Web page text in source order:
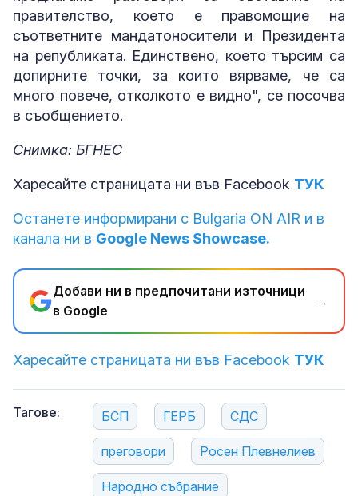
правителство, което е правомощие на
съответните мандатоносители и Президента
на републиката. Единствено, което търсим са
допирните точки, за които вярваме, че са
много повече, отколкото е видно", се посочва
в съобщението.
Снимка: БГНЕС
Харесайте страницата ни във Facebook ТУК
Останете информирани с Bulgaria ON AIR и в
канала ни в Google News Showcase.
Добави ни в предпочитани източници
в Google
→
Харесайте страницата ни във Facebook ТУК
Тагове: БСП ГЕРБ СДС
преговори Росен Плевнелиев
Народно събрание